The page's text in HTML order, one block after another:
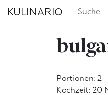
KULINARIO
Portionen: 2
Kochzeit: 20